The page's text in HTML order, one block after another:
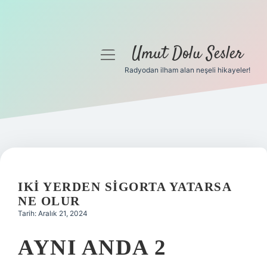
Gizlilik Politikası
Yasal Uyarı
menüyüUmut Dolu Sesler
Radyodan ilham alan neşeli hikayeler!
IKI YERDEN SIGORTA YATARSA
NE OLUR
Tarih: Aralık 21, 2024
AYNI ANDA 2